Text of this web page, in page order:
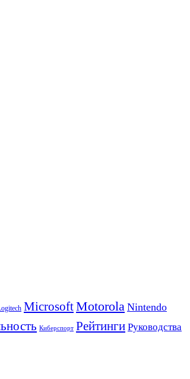
MicrosoftMotorola Nintendo
Киберспорт Рейтинги Руководства